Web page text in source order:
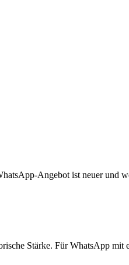
Angebot ist neuer und
Stärke. Für WhatsApp